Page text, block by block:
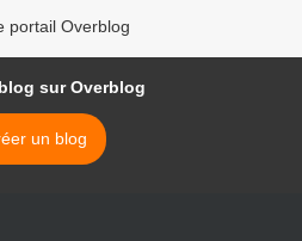
portail Overblog
sur Overblog
un blog